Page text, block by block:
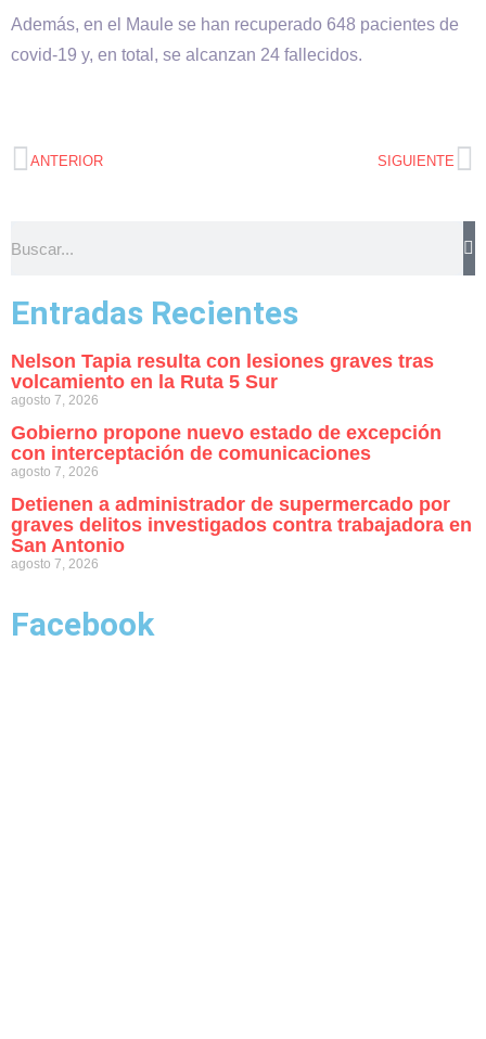
Además, en el Maule se han recuperado 648 pacientes de
covid-19 y, en total, se alcanzan 24 fallecidos.
ANTERIOR SIGUIENTE
Entradas Recientes
Nelson Tapia resulta con lesiones graves tras
volcamiento en la Ruta 5 Sur
agosto 7, 2026
Gobierno propone nuevo estado de excepción
con interceptación de comunicaciones
agosto 7, 2026
Detienen a administrador de supermercado por
graves delitos investigados contra trabajadora en
San Antonio
agosto 7, 2026
Facebook